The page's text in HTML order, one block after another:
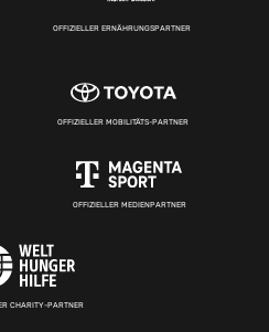
OFFIZIELLER ERNÄHRUNGSPARTNER
OFFIZIELLER MOBILITÄTS-PARTNER
OFFIZIELLER MEDIENPARTNER
CHARITY-PARTNER